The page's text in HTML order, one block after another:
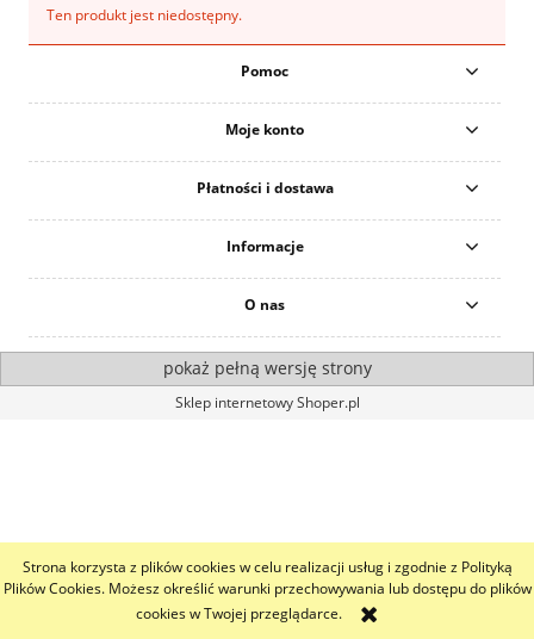
Strona korzysta z plików cookies w celu realizacji usług i zgodnie z Polityką
Plików Cookies. Możesz określić warunki przechowywania lub dostępu do plików
cookies w Twojej przeglądarce.
Ten produkt jest niedostępny.
Pomoc
Moje konto
Płatności i dostawa
Informacje
O nas
pokaż pełną wersję strony
Sklep internetowy Shoper.pl